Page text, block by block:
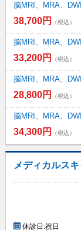
脳MRI、MRA、
38,700円 （税込）
脳MRI、MRA、
33,200円 （税込）
脳MRI、MRA、
28,800円 （税込）
脳MRI、MRA、
34,300円 （税込）
メディカルスキ
休診日:祝日